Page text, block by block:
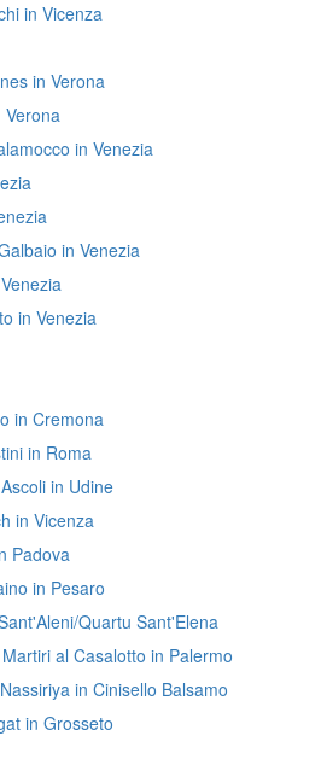
in Vicenza
in Verona
Verona
in Venezia
in Venezia
in Venezia
in Cremona
in Roma
in Udine
in Vicenza
Padova
in Pesaro
Quartu Sant'Elena
al Casalotto in Palermo
in Cinisello Balsamo
in Grosseto